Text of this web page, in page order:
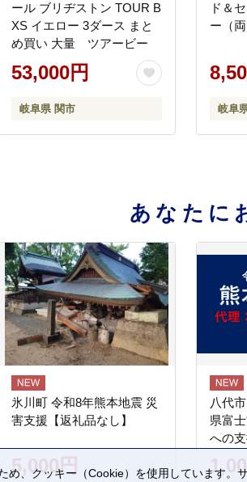
ール ブリヂストン TOUR B
XS イエロー 3ダース まと
め買い 大量 ツアービー
53,000円
岐阜県 関市
ド＆
ー（両
岐阜
あなたに
氷川町 令和8年熊本地震 災
害支援【返礼品なし】
5,000円
八代
県富
への
め、クッキー（Cookie）を使用しています